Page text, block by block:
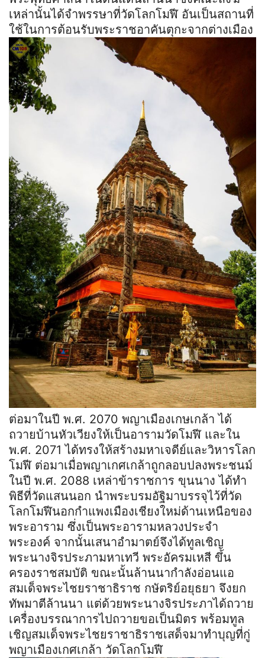
เหล่านั้นได้จำพรรษาที่วัดโลกโมฬี อันเป็นสถานที่
ใช้ในการต้อนรับพระราชอาคันตุกะจากต่างเมือง
ต่อมาในปี พ.ศ. 2070 พญาเมืองเกษเกล้า ได้
ถวายบ้านหัวเวียงให้เป็นอารามวัดโมฬี และใน
พ.ศ. 2071 ได้ทรงให้สร้างมหาเจดีย์และวิหารโลก
โมฬี ต่อมาเมื่อพญาเกศเกล้าถูกลอบปลงพระชนม์
ในปี พ.ศ. 2088 เหล่าข้าราชการ ขุนนาง ได้ทำ
พิธีที่วัดแสนนอก นำพระบรมอัฐิมาบรรจุไว้ที่วัด
โลกโมฬีนอกกำแพงเมืองเชียงใหม่ด้านเหนือของ
พระอาราม ซึ่งเป็นพระอารามหลวงประจำ
พระองค์ จากนั้นเสนาอำมาตย์จึงได้ทูลเชิญ
พระนางจิรประภามหาเทวี พระอัครมเหสี ขึ้น
ครองราชสมบัติ ขณะนั้นล้านนากำลังอ่อนแอ
สมเด็จพระไชยราชาธิราช กษัตริย์อยุธยา จึงยก
ทัพมาตีล้านนา แต่ด้วยพระนางจิรประภาได้ถวาย
เครื่องบรรณาการไปถวายขอเป็นมิตร พร้อมทูล
เชิญสมเด็จพระไชยราชาธิราชเสด็จมาทำบุญที่กู่
พญาเมืองเกศเกล้า วัดโลกโมฬี